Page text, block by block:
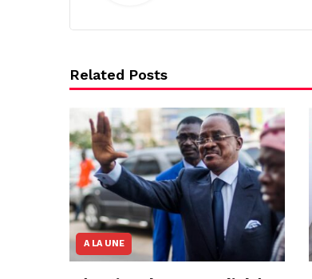
Related Posts
A LA UNE